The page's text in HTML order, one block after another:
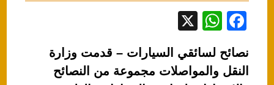
F
c
e
W
at
s
نصائح لسائقي السيارات – قدمت وزارة
النقل والمواصلات مجموعة من النصائح